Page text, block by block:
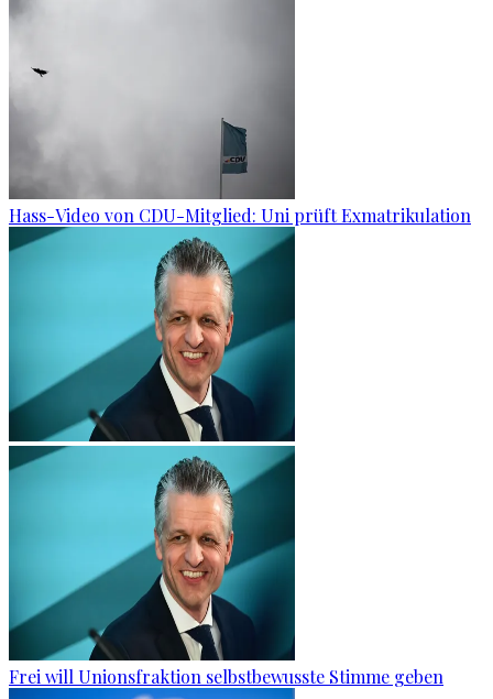
Hass-Video von CDU-Mitglied: Uni prüft Exmatrikulation
Frei will Unionsfraktion selbstbewusste Stimme geben